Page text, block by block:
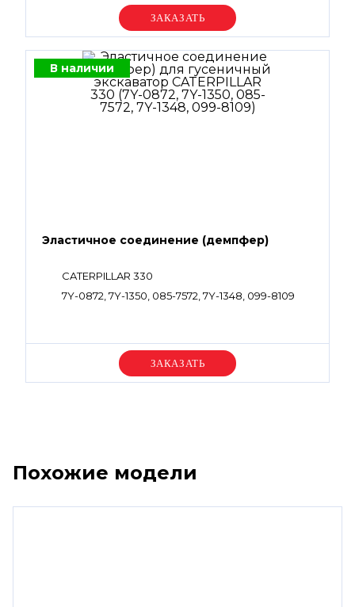
Уточняйте цену
В наличии
Эластичное соединение (демпфер)
CATERPILLAR 330
7Y-0872, 7Y-1350, 085-7572, 7Y-1348, 099-8109
Уточняйте цену
Похожие модели